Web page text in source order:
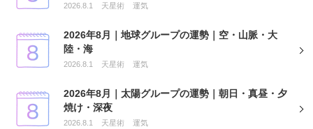
2026.8.1 天星術 運気
2026年8月｜地球グループの運勢｜空・山脈・大
陸・海
2026.8.1 天星術 運気
2026年8月｜太陽グループの運勢｜朝日・真昼・夕
焼け・深夜
2026.8.1 天星術 運気